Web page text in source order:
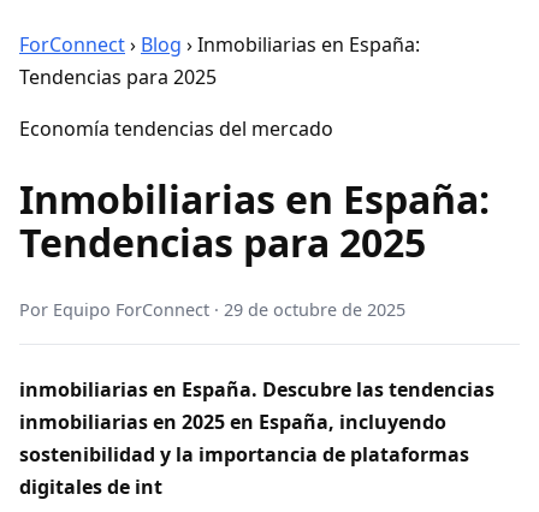
ForConnect› Blog ›Inmobiliarias en España:
Tendencias para 2025
Economía tendencias del mercado
Inmobiliarias en España:
Tendencias para 2025
Por Equipo ForConnect · 29 de octubre de 2025
inmobiliarias en España. Descubre las tendencias
inmobiliarias en 2025 en España, incluyendo
sostenibilidad y la importancia de plataformas
digitales de int